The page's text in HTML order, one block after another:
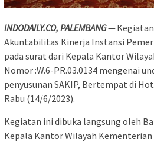
INDODAILY.CO, PALEMBANG —
Akuntabilitas Kinerja Instansi
pada surat dari Kepala Kantor
Nomor :W.6-PR.03.0134 mengenai
penyusunan SAKIP, Bertempat di
Rabu (14/6/2023).
Kegiatan ini dibuka langsung oleh
Kepala Kantor Wilayah Kementerian